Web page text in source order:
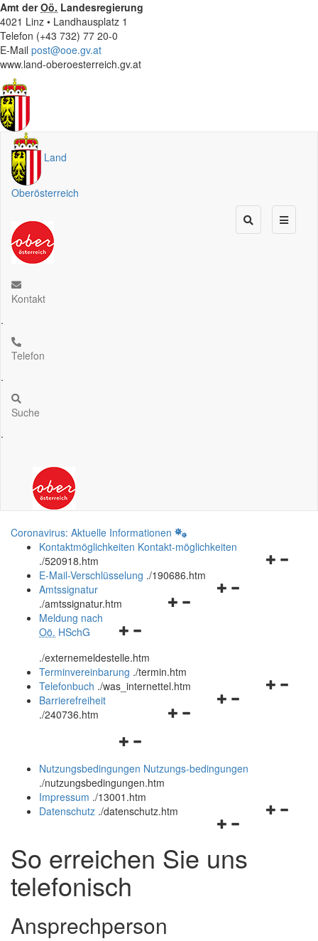
Amt derOö. Landesregierung
4021 Linz • Landhausplatz 1
Telefon (+43 732) 77 20-0
E-Mail post@ooe.gv.at
www.land-oberoesterreich.gv.at
Land
Oberösterreich
Kontakt
.
Telefon
.
Suche
.
Coronavirus: Aktuelle Informationen
Kontaktmöglichkeiten Kontakt-möglichkeiten
./520918.htm
Navigationsmenü
E-Mail-Verschlüsselung ./190686.htm
Navigationsmenü
Amtssignatur
./amtssignatur.htm
Navigationsmenü
und
schließen
Meldung nach
Oö. HSchG
./externemeldestelle.htm
Terminvereinbarung ./termin.htm
Navigationsmenü
Telefonbuch ./was_internettel.htm
Navigationsmenü
Barrierefreiheit
./240736.htm
Navigationsmenü
und
schließen
Nutzungsbedingungen Nutzungs-bedingungen
./nutzungsbedingungen.htm
Impressum ./13001.htm
Navigationsmenü
und
schließen
Datenschutz ./datenschutz.htm
So erreichen Sie uns
telefonisch
Ansprechperson